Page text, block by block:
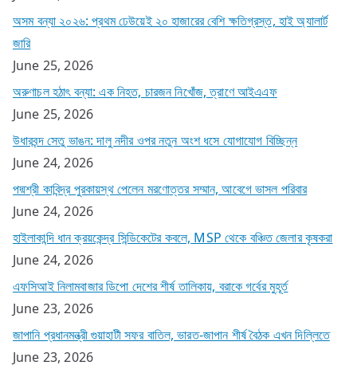
অসম বন্যা ২০২৬: প্রথম ঢেউয়েই ২০ হাজারের বেশি ক্ষতিগ্রস্ত, হাই অ্যালার্ট
জারি
June 25, 2026
অরুণাচল হঠাৎ বন্যা: এক নিহত, চারজন নিখোঁজ, ত্রাণে আইএএফ
June 25, 2026
উধারবন্দ সেতু ভাঙন: দালু নদীর ওপর নতুন অংশ ধসে যোগাযোগ বিচ্ছিন্ন
June 24, 2026
পদ্মশ্রী কাবিন্দ্র পুরকায়স্থ পেলেন মরণোত্তর সম্মান, আবেগে ভাসল পরিবার
June 24, 2026
হাইলাকান্দি ধান ক্রয়কেন্দ্র সিন্ডিকেটের কবলে, MSP থেকে বঞ্চিত জেলার কৃষকরা
June 24, 2026
এফসিআই নিলামবাজার ডিপো দেশের শীর্ষ তালিকায়, বরাকে গর্বের মুহূর্ত
June 23, 2026
জাপানি প্রধানমন্ত্রী গুয়াহাটী সফর বাতিল, ভারত-জাপান শীর্ষ বৈঠক এখন দিল্লিতে
June 23, 2026